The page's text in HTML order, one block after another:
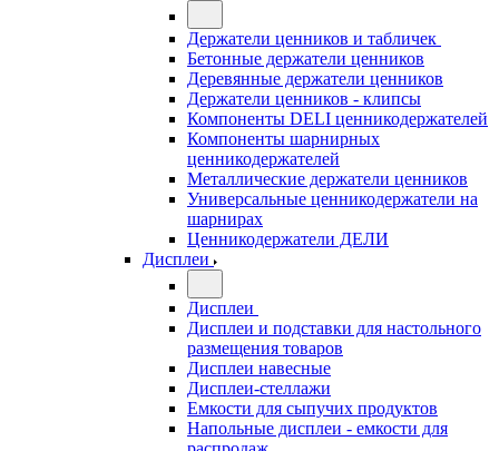
Держатели ценников и табличек
Бетонные держатели ценников
Деревянные держатели ценников
Держатели ценников - клипсы
Компоненты DELI ценникодержателей
Компоненты шарнирных
ценникодержателей
Металлические держатели ценников
Универсальные ценникодержатели на
шарнирах
Ценникодержатели ДЕЛИ
Дисплеи
Дисплеи
Дисплеи и подставки для настольного
размещения товаров
Дисплеи навесные
Дисплеи-стеллажи
Емкости для сыпучих продуктов
Напольные дисплеи - емкости для